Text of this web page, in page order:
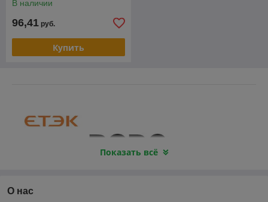
3P+N 40A 30mA кривая С
В наличии
96,41 руб.
Купить
Показать всё
О нас